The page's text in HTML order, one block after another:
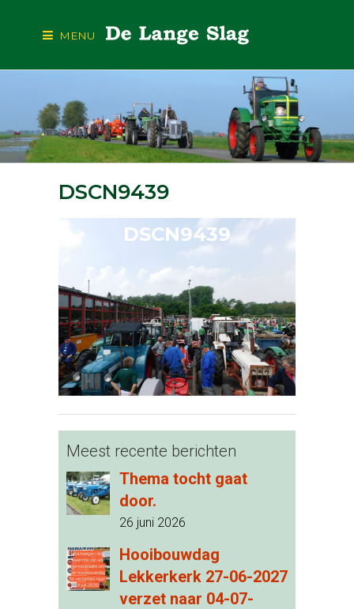
MENU
DSCN9439
DSCN9439
Meest recente berichten
Thema tocht gaat
door.
26 juni 2026
Hooibouwdag
Lekkerkerk 27-06-2027
verzet naar 04-07-